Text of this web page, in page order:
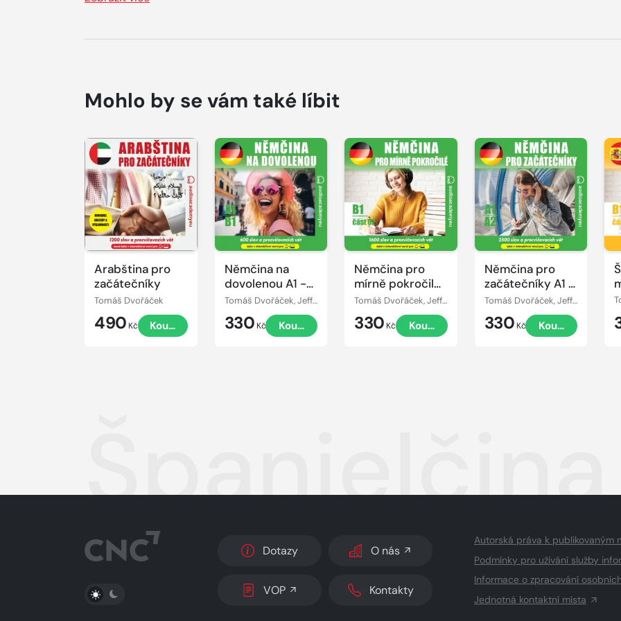
Mohlo by se vám také líbit
Arabština pro
začátečníky
Tomáš Dvořáček
490 Kč Koupit
Přehrát
ukázku
Němčina na
dovolenou A1 -
B1
Tomáš Dvořáček, Jeff Short, Kateřina Dvořáčková, Alena Sasínová
330 Kč Koupit
Přehrát
ukázku
Němčina pro
mírně pokročilé
B1, část 2
Tomáš Dvořáček, Jeff Short, Kateřina Dvořáčková, Alena Sasínová
330 Kč Koupit
Přehrát
ukázku
Němčina pro
začátečníky A1 -
A2
Tomáš Dvořáček, Jeff Short, Kateřina Dvořáčková, Alena Sasínová
330 Kč Koupit
Přehrát
ukázku
PŘEPNOUT SVĚTLÝ/TMAVÝ REŽIM
Dotazy O nás
VOP Kontakty
Autorská práva k publikovaným
Podmínky pro užívání služby
Informace o zpracování
Jednotná kontaktní místa